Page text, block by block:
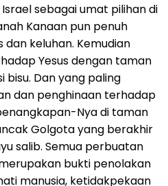
sebagai umat pilihan di
Kanaan pun penuh
keluhan. Kemudian
Yesus dengan taman
bisu. Dan yang paling
dan penghinaan terhadap
Nya di taman
Golgota yang berakhir
salib. Semua perbuatan
bukti penolakan
manusia, ketidakpekaan